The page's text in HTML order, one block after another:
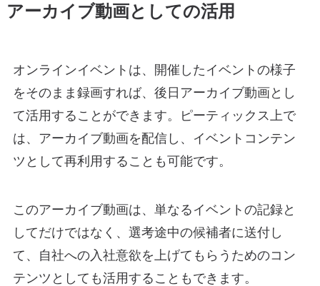
アーカイブ動画としての活用
オンラインイベントは、開催したイベントの様子
をそのまま録画すれば、後日アーカイブ動画とし
て活用することができます。ピーティックス上で
は、アーカイブ動画を配信し、イベントコンテン
ツとして再利用することも可能です。
このアーカイブ動画は、単なるイベントの記録と
してだけではなく、選考途中の候補者に送付し
て、自社への入社意欲を上げてもらうためのコン
テンツとしても活用することもできます。